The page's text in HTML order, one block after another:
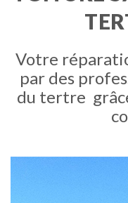
Votre
par des
du tertre